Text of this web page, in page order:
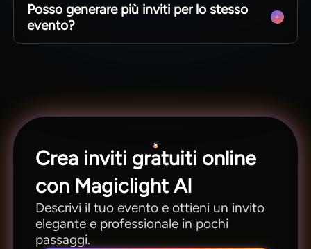
audio. Crea versioni per pubblico internazionale
senza rifare il progetto.
Posso generare più inviti per lo stesso
evento?
Crea inviti gratuiti online
con Magiclight AI
Descrivi il tuo evento e ottieni un invito
elegante e professionale in pochi
passaggi.